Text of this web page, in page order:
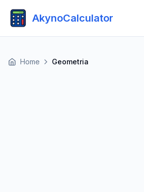
AkynoCalculator
Home Geometria